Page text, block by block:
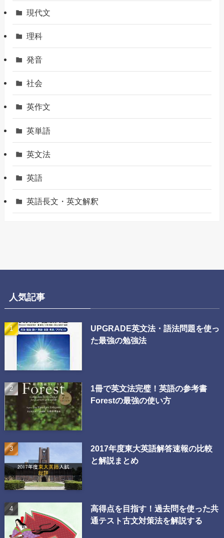
現代文
理科
発音
社会
英作文
英単語
英文法
英語
英語長文・英文解釈
人気記事
UPGRADE英文法・語法問題を使っ
た最強の勉強法
1冊で英文法完璧！英語の参考書
Forestの最強の使い方
2017年度東大英語解答速報の比較
と解説まとめ
高得点を目指す！過去問を使った共
通テスト古文対策法を解説する